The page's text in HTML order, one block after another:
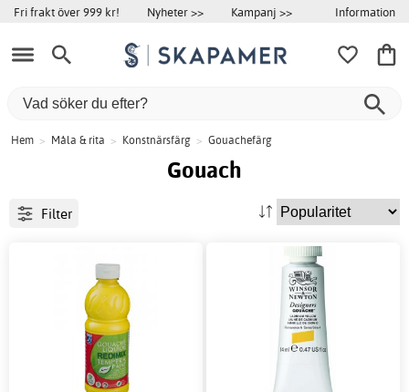
Fri frakt över 999 kr! Nyheter >> Kampanj >> Information
Hem > Måla & rita > Konstnärsfärg > Gouachefärg
Gouach
Filter